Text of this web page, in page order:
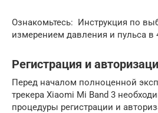
Ознакомьтесь: Инструкция по
измерением давления и пульса в
Регистрация и
Перед началом полноценной
трекера Xiaomi Mi Band 3
процедуры регистрации и